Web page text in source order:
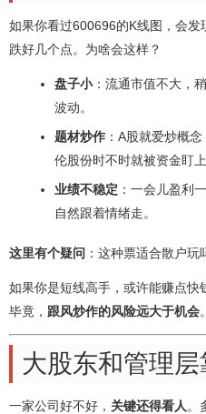
如果你看过600696的K线图，会发
跌好几个点。为啥会这样？
盘子小：流通市值不大，
波动。
题材炒作 ：A股就爱炒概
伦股份时不时就被资金盯
业绩不稳定 ：一会儿盈利
自然跟着情绪走。
这里有个疑问 ：这种票适合散户玩
如果你是短线高手，或许能赚点快
毕竟， 跟风炒作的风险远大于机会。
大股东和管理层
一家公司好不好， 关键还得看人 。